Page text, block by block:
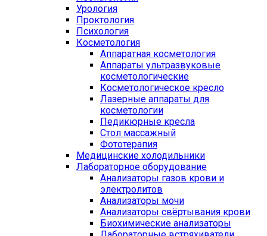
Урология
Проктология
Психология
Косметология
Аппаратная косметология
Аппараты ультразвуковые
косметологические
Косметологическое кресло
Лазерные аппараты для
косметологии
Педикюрные кресла
Стол массажный
Фототерапия
Медицинские холодильники
Лабораторное оборудование
Анализаторы газов крови и
электролитов
Анализаторы мочи
Анализаторы свёртывания крови
Биохимические анализаторы